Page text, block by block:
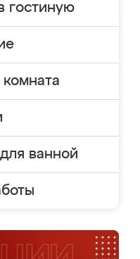
гостиную
ванной